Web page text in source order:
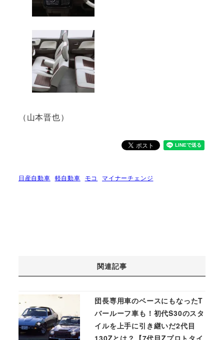
（山本晋也）
日産自動車 軽自動車 モコ マイナーチェンジ
関連記事
団長専用車のベースにもなったT
バールーフ車も！初代S30のスタ
イルを上手に引き継いだ2代目
130Zとは？【7代目Zプロトタイ